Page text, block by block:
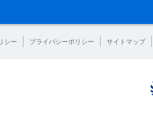
シー プライバシーポリシー サイトマップ